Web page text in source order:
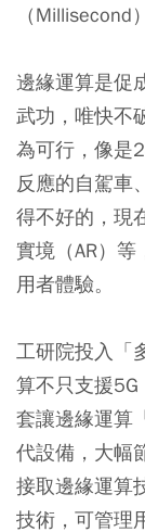
（Millisecond
邊緣運算是促
武功，唯快不
為可行，像是
反應的自駕車
得不好的，現
實境（AR）
用者體驗。
工研院投入「
算不只支援5G
套讓邊緣運算
代設備，大幅
接取邊緣運算
技術，可管理